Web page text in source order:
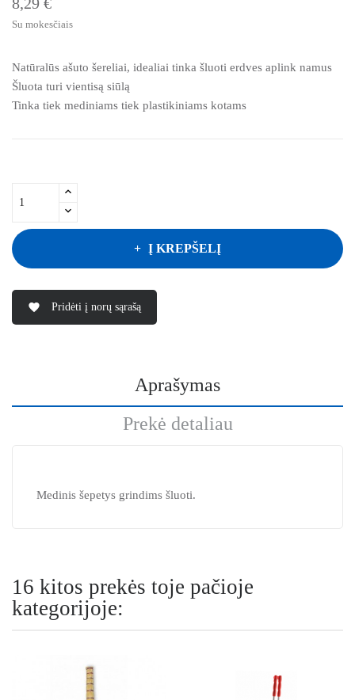
Su mokesčiais
Natūralūs ašuto šereliai, idealiai tinka šluoti erdves aplink namus
Šluota turi vientisą siūlą
Tinka tiek mediniams tiek plastikiniams kotams
Į KREPŠELĮ
favorite Pridėti į norų sąrašą
Aprašymas
Prekė detaliau
Medinis šepetys grindims šluoti.
16 kitos prekės toje pačioje
kategorijoje: